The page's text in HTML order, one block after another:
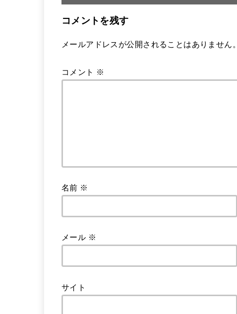
コメントを残す
メールアドレスが公開されることはありません。
コメント ※
名前 ※
メール ※
サイト